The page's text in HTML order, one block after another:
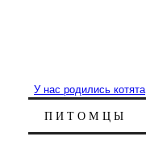
У нас родились котята
ПИТОМЦЫ